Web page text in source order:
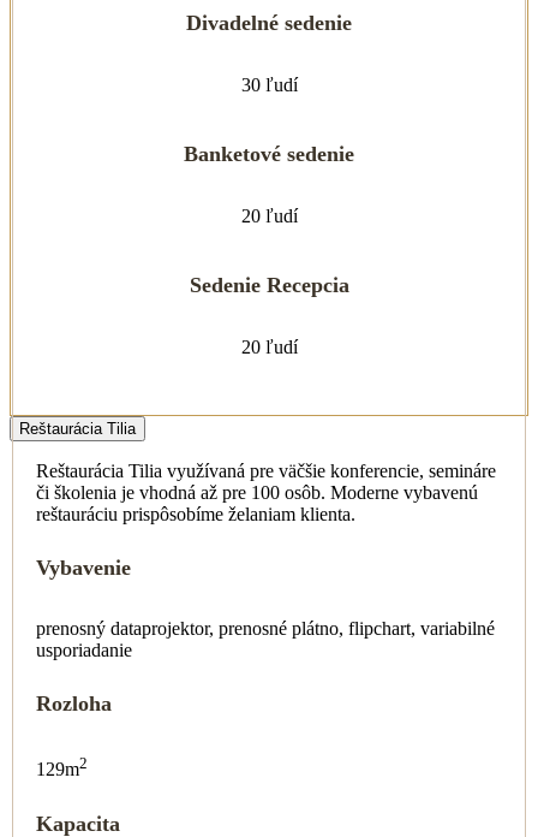
Divadelné sedenie
30 ľudí
Banketové sedenie
20 ľudí
Sedenie Recepcia
20 ľudí
Reštaurácia Tilia
Reštaurácia Tilia využívaná pre väčšie konferencie, semináre
či školenia je vhodná až pre 100 osôb. Moderne vybavenú
reštauráciu prispôsobíme želaniam klienta.
Vybavenie
prenosný dataprojektor, prenosné plátno, flipchart, variabilné
usporiadanie
Rozloha
129m2
Kapacita